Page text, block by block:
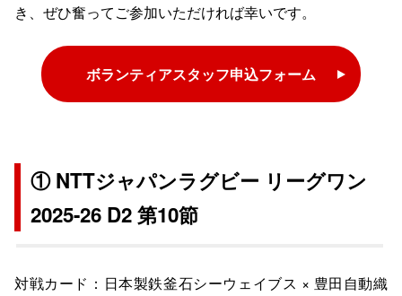
き、ぜひ奮ってご参加いただければ幸いです。
ボランティアスタッフ申込フォーム
① NTTジャパンラグビー リーグワン
2025-26 D2 第10節
対戦カード：日本製鉄釜石シーウェイブス × 豊田自動織